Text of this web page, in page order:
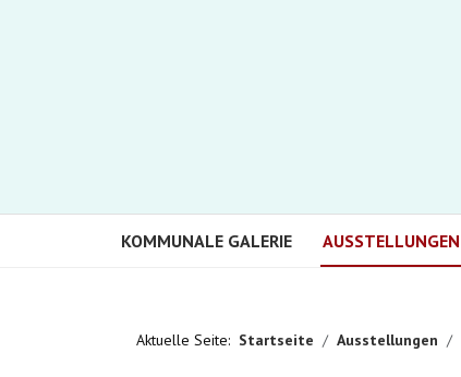
KOMMUNALE GALERIE AUSSTELLUNGEN
Aktuelle Seite: Startseite Ausstellungen